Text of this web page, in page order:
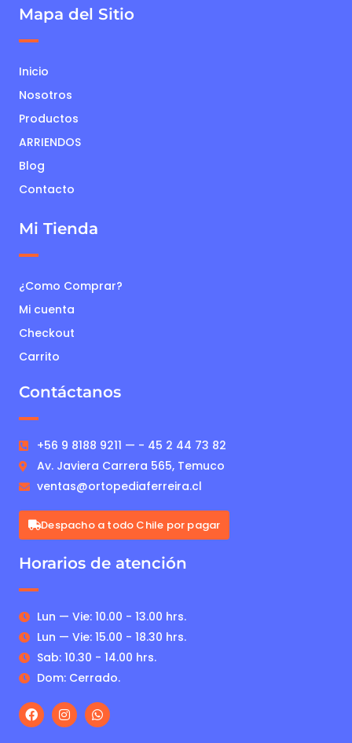
Mapa del Sitio
Inicio
Nosotros
Productos
ARRIENDOS
Blog
Contacto
Mi Tienda
¿Como Comprar?
Mi cuenta
Checkout
Carrito
Contáctanos
+56 9 8188 9211 — - 45 2 44 73 82
Av. Javiera Carrera 565, Temuco
ventas@ortopediaferreira.cl
Despacho a todo Chile por pagar
Horarios de atención
Lun — Vie: 10.00 - 13.00 hrs.
Lun — Vie: 15.00 - 18.30 hrs.
Sab: 10.30 - 14.00 hrs.
Dom: Cerrado.